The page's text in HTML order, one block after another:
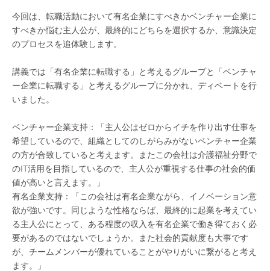
今回は、転職活動において有名企業にすべきかベンチャー企業に
すべきか悩む主人公が、最終的にどちらを選択するか、意識決定
のプロセスを追体験します。
講義では「有名企業に転職する」と考えるグループと「ベンチャ
ー企業に転職する」と考えるグループに分かれ、ディベートを行
いました。
ベンチャー企業支持：「主人公はゼロからイチを作り出す仕事を
希望しているので、組織としてのしがらみがないベンチャー企業
の方が合致していると考えます。またこの会社は介護福祉分野で
のIT活用を目指しているので、主人公が重視する仕事の社会的価
値が高いと言えます。」
有名企業支持：「この会社は有名企業ながら、イノベーション意
欲が強いです。同じような性格ならば、最終的に起業を考えてい
る主人公にとって、ある程度の収入を有名企業で働き得ておく必
要があるのではないでしょうか。また社会的貢献度も大事です
が、チームメンバーが優れていることがやりがいに繋がると考え
ます。」